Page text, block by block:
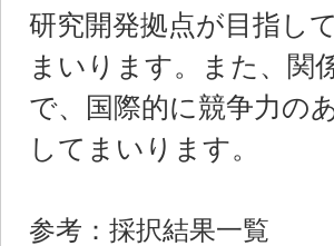
研究開発拠点が目指し
まいります。また、関
で、国際的に競争力の
してまいります。
参考：採択結果一覧